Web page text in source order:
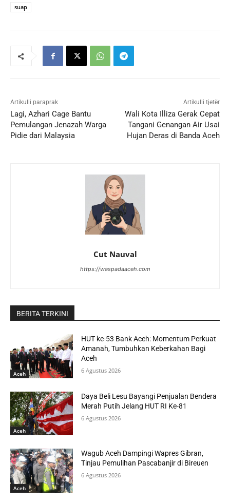
suap
Artikulli paraprak
Lagi, Azhari Cage Bantu
Pemulangan Jenazah Warga
Pidie dari Malaysia
Artikulli tjetër
Wali Kota Illiza Gerak Cepat
Tangani Genangan Air Usai
Hujan Deras di Banda Aceh
Cut Nauval
https://waspadaaceh.com
BERITA TERKINI
Aceh
HUT ke-53 Bank Aceh: Momentum Perkuat
Amanah, Tumbuhkan Keberkahan Bagi
Aceh
6 Agustus 2026
Aceh
Daya Beli Lesu Bayangi Penjualan Bendera
Merah Putih Jelang HUT RI Ke-81
6 Agustus 2026
Aceh
Wagub Aceh Dampingi Wapres Gibran,
Tinjau Pemulihan Pascabanjir di Bireuen
6 Agustus 2026